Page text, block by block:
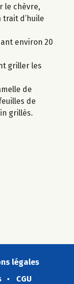
le chèvre,
trait d’huile
environ 20
griller les
de
de
grillés.
légales
CGU